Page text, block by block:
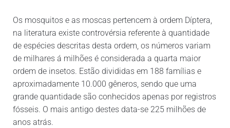
Os mosquitos e as moscas pertencem à ordem Díptera,
na literatura existe controvérsia referente à quantidade
de espécies descritas desta ordem, os números variam
de milhares á milhões é considerada a quarta maior
ordem de insetos. Estão divididas em 188 famílias e
aproximadamente 10.000 gêneros, sendo que uma
grande quantidade são conhecidos apenas por registros
fósseis. O mais antigo destes data-se 225 milhões de
anos atrás.